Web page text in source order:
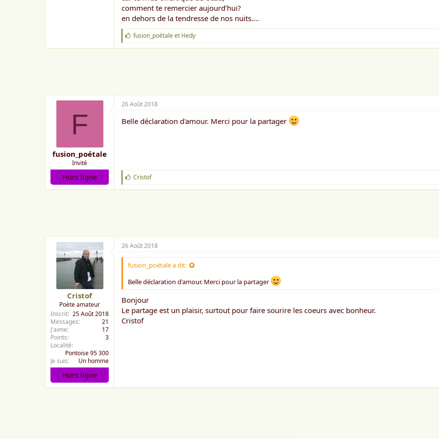
comment te remercier aujourd’hui?
en dehors de la tendresse de nos nuits....
J
'
a
fusion_poétaleet Hedy
F
fusion_poétale
Invité
Hors ligne
26 Août 2018
Belle déclaration d'amour. Merci pour la partager
J
'
a
Cristof
Cristof
Poète amateur
Inscrit 25 Août 2018
Messages
21
J'aime
17
Points
3
Localité
Pontoise 95 300
Je suis
Un homme
Hors ligne
26 Août 2018
fusion_poétale a dit:
Belle déclaration d'amour. Merci pour la partager
Bonjour
Le partage est un plaisir, surtout pour faire sourire les coeurs avec bonheur.
Cristof